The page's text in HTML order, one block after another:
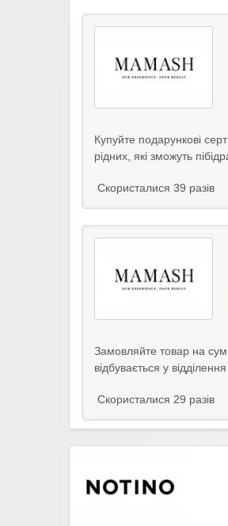
Купуйте подарункові
рідних, які зможуть
Скористалися 39 разів
Замовляйте товар на
відбувається у
Скористалися 29 разів